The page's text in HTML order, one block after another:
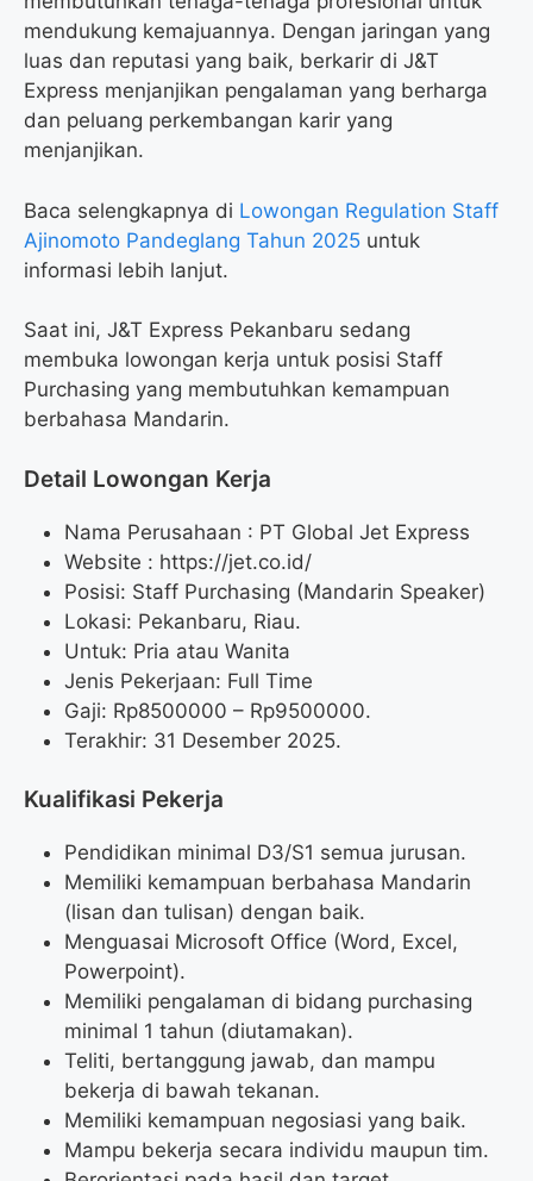
mendukung kemajuannya. Dengan jaringan yang
luas dan reputasi yang baik, berkarir di J&T
Express menjanjikan pengalaman yang berharga
dan peluang perkembangan karir yang
menjanjikan.
Baca selengkapnya di Lowongan Regulation Staff
Ajinomoto Pandeglang Tahun 2025 untuk
informasi lebih lanjut.
Saat ini, J&T Express Pekanbaru sedang
membuka lowongan kerja untuk posisi Staff
Purchasing yang membutuhkan kemampuan
berbahasa Mandarin.
Detail Lowongan Kerja
Nama Perusahaan : PT Global Jet Express
Website : https://jet.co.id/
Posisi: Staff Purchasing (Mandarin Speaker)
Lokasi: Pekanbaru, Riau.
Untuk: Pria atau Wanita
Jenis Pekerjaan: Full Time
Gaji: Rp8500000 – Rp9500000.
Terakhir: 31 Desember 2025.
Kualifikasi Pekerja
Pendidikan minimal D3/S1 semua jurusan.
Memiliki kemampuan berbahasa Mandarin
(lisan dan tulisan) dengan baik.
Menguasai Microsoft Office (Word, Excel,
Powerpoint).
Memiliki pengalaman di bidang purchasing
minimal 1 tahun (diutamakan).
Teliti, bertanggung jawab, dan mampu
bekerja di bawah tekanan.
Memiliki kemampuan negosiasi yang baik.
Mampu bekerja secara individu maupun tim.